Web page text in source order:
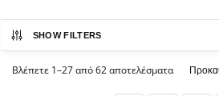
SHOW FILTERS
Βλέπετε 1–27 από 62 αποτελέσματα